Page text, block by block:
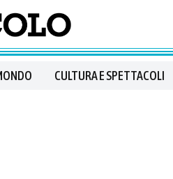
CULTURA E SPETTACOLI